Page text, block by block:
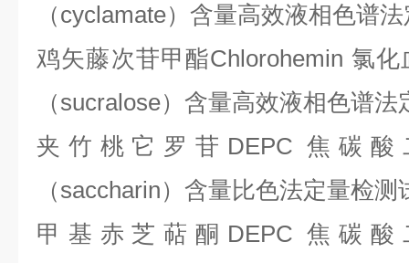
（cyclamate）含量高效液相色谱
鸡矢藤次苷甲酯Chlorohemin 氯
（sucralose）含量高效液相色谱
夹竹桃它罗苷 DEPC 焦碳
（saccharin）含量比色法定量检测
甲基赤芝萜酮 DEPC 焦碳